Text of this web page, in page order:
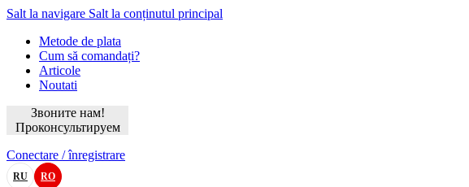
Salt la navigare Salt la conținutul principal
Metode de plata
Cum să comandați?
Articole
Noutati
Звоните нам!
Проконсультируем
Conectare / înregistrare
RU RO